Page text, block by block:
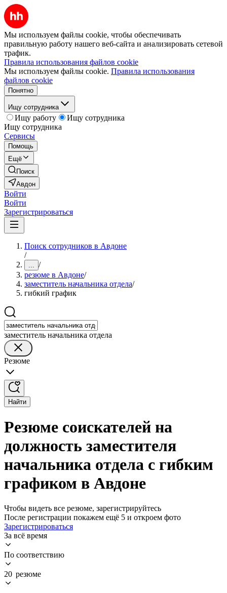
Мы используем файлы cookie, чтобы обеспечивать
правильную работу нашего веб-сайта и анализировать сетевой
трафик.
Правила использования файлов cookie
Мы используем файлы cookie. Правила использования
файлов cookie
Понятно
Ищу сотрудника
Ищу работу
Ищу сотрудника
Ищу сотрудника
Сервисы
Помощь
Ещё
Поиск
Авдон
Войти
Войти
Зарегистрироваться
Поиск сотрудников в Авдоне
/
... /
резюме в Авдоне/
заместитель начальника отдела/
гибкий график
заместитель начальника отдела
Резюме
Найти
Резюме соискателей на
должность заместителя
начальника отдела с гибким
графиком в Авдоне
Чтобы видеть все резюме, зарегистрируйтесь
После регистрации покажем ещё 5 и откроем фото
Зарегистрироваться
За всё время
По соответствию
20 резюме